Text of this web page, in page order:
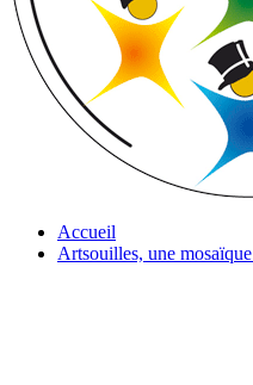
Accueil
Artsouilles, une